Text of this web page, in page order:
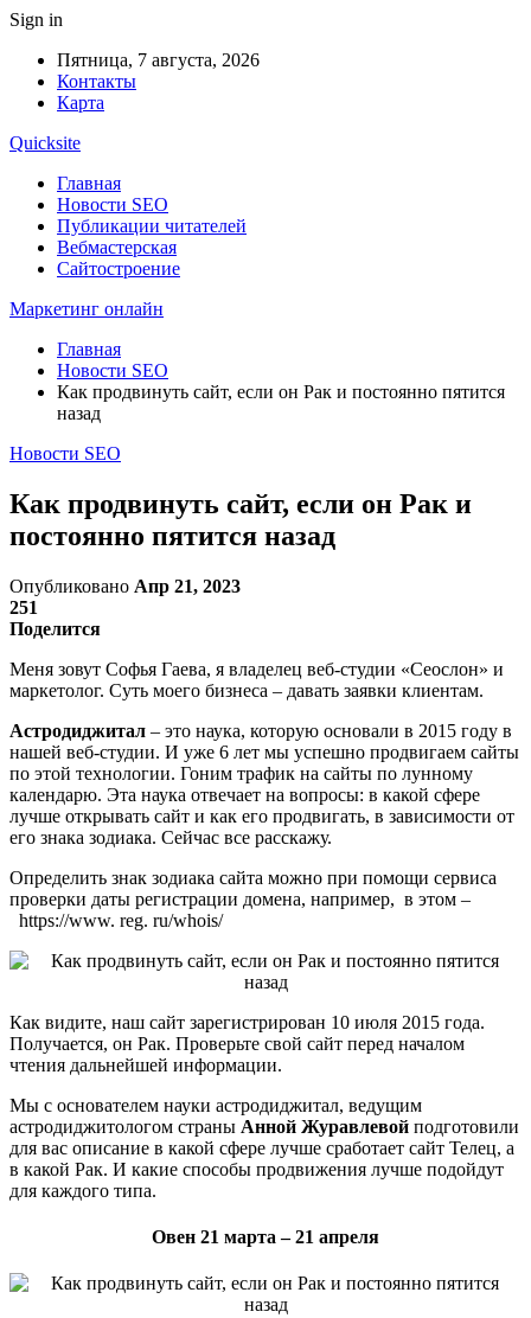
Sign in
Пятница, 7 августа, 2026
Контакты
Карта
Quicksite
Главная
Новости SEO
Публикации читателей
Вебмастерская
Сайтостроение
Маркетинг онлайн
Главная
Новости SEO
Как продвинуть сайт, если он Рак и постоянно пятится
назад
Новости SEO
Как продвинуть сайт, если он Рак и
постоянно пятится назад
Опубликовано Апр 21, 2023
251
Поделится
Меня зовут Софья Гаева, я владелец веб-студии «Сеослон» и
маркетолог. Суть моего бизнеса – давать заявки клиентам.
Астродиджитал – это наука, которую основали в 2015 году в
нашей веб-студии. И уже 6 лет мы успешно продвигаем сайты
по этой технологии. Гоним трафик на сайты по лунному
календарю. Эта наука отвечает на вопросы: в какой сфере
лучше открывать сайт и как его продвигать, в зависимости от
его знака зодиака. Сейчас все расскажу.
Определить знак зодиака сайта можно при помощи сервиса
проверки даты регистрации домена, например, в этом –
https://www. reg. ru/whois/
Как видите, наш сайт зарегистрирован 10 июля 2015 года.
Получается, он Рак. Проверьте свой сайт перед началом
чтения дальнейшей информации.
Мы с основателем науки астродиджитал, ведущим
астродиджитологом страны Анной Журавлевой подготовили
для вас описание в какой сфере лучше сработает сайт Телец, а
в какой Рак. И какие способы продвижения лучше подойдут
для каждого типа.
Овен 21 марта – 21 апреля